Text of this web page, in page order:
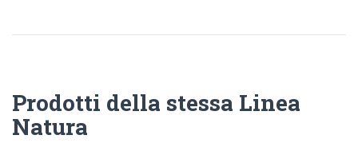
Prodotti della stessa Linea
Natura